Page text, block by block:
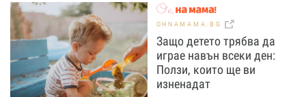
OHNAMAMA.BG
Защо детето трябва да
играе навън всеки ден:
Ползи, които ще ви
изненадат